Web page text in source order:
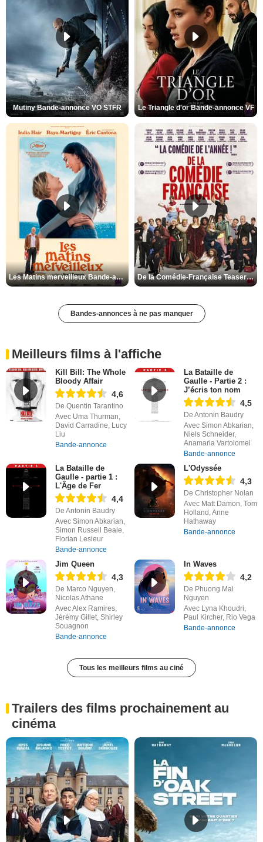
Mutiny Bande-annonce VO STFR Le Triangle d'or Bande-annonce VF
Les Matins merveilleux Bande-annonce VF De la Comédie-Française Teaser VF
Bandes-annonces à ne pas manquer
Meilleurs films à l'affiche
Kill Bill: The Whole
Bloody Affair
4,6
De Quentin Tarantino
Avec Uma Thurman,
David Carradine, Lucy
Liu
Bande-annonce
La Bataille de
Gaulle - Partie 2 :
J’écris ton nom
4,5
De Antonin Baudry
Avec Simon Abkarian,
Niels Schneider,
Anamaria Vartolomei
Bande-annonce
La Bataille de
Gaulle - partie 1 :
L'Âge de Fer
4,4
De Antonin Baudry
Avec Simon Abkarian,
Simon Russell Beale,
Florian Lesieur
Bande-annonce
L'Odyssée
4,3
De Christopher Nolan
Avec Matt Damon, Tom
Holland, Anne
Hathaway
Bande-annonce
Jim Queen
4,3
De Marco Nguyen,
Nicolas Athane
Avec Alex Ramires,
Jérémy Gillet, Shirley
Souagnon
Bande-annonce
In Waves
4,2
De Phuong Mai
Nguyen
Avec Lyna Khoudri,
Paul Kircher, Rio Vega
Bande-annonce
Tous les meilleurs films au ciné
Trailers des films prochainement au
cinéma